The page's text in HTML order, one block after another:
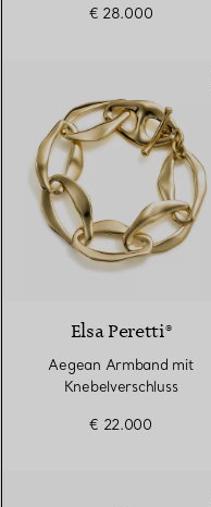
€ 28.000
Elsa Peretti®
Aegean Armband mit
Knebelverschluss
€ 22.000